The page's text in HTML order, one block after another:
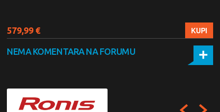
579,99 € KUPI
NEMA KOMENTARA NA FORUMU